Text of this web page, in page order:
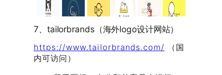
7、tailorbrands（海外logo设计网站）
https://www.tailorbrands.com/ （国
内可访问）